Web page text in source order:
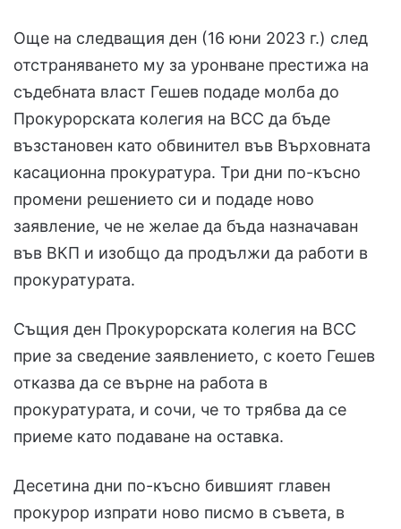
Още на следващия ден (16 юни 2023 г.) след
отстраняването му за уронване престижа на
съдебната власт Гешев подаде молба до
Прокурорската колегия на ВСС да бъде
възстановен като обвинител във Върховната
касационна прокуратура. Три дни по-късно
промени решението си и подаде ново
заявление, че не желае да бъда назначаван
във ВКП и изобщо да продължи да работи в
прокуратурата.
Същия ден Прокурорската колегия на ВСС
прие за сведение заявлението, с което Гешев
отказва да се върне на работа в
прокуратурата, и сочи, че то трябва да се
приеме като подаване на оставка.
Десетина дни по-късно бившият главен
прокурор изпрати ново писмо в съвета, в